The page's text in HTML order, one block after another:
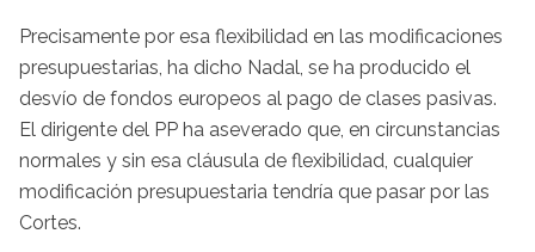
Precisamente por esa flexibilidad en las modificaciones
presupuestarias, ha dicho Nadal, se ha producido el
desvío de fondos europeos al pago de clases pasivas.
El dirigente del PP ha aseverado que, en circunstancias
normales y sin esa cláusula de flexibilidad, cualquier
modificación presupuestaria tendría que pasar por las
Cortes.